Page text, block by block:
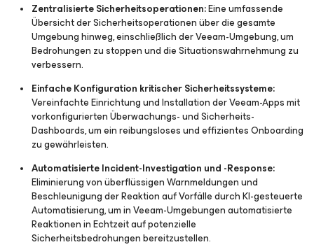
Zentralisierte Sicherheitsoperationen:Eine umfassende
Übersicht der Sicherheitsoperationen über die gesamte
Umgebung hinweg, einschließlich der Veeam-Umgebung, um
Bedrohungen zu stoppen und die Situationswahrnehmung zu
verbessern.
Einfache Konfiguration kritischer Sicherheitssysteme:
Vereinfachte Einrichtung und Installation der Veeam-Apps mit
vorkonfigurierten Überwachungs- und Sicherheits-
Dashboards, um ein reibungsloses und effizientes Onboarding
zu gewährleisten.
Automatisierte Incident-Investigation und -Response:
Eliminierung von überflüssigen Warnmeldungen und
Beschleunigung der Reaktion auf Vorfälle durch KI-gesteuerte
Automatisierung, um in Veeam-Umgebungen automatisierte
Reaktionen in Echtzeit auf potenzielle
Sicherheitsbedrohungen bereitzustellen.